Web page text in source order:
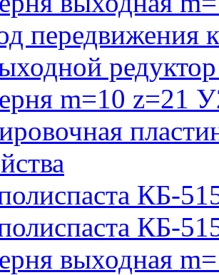
передвижения
m=10 z=21
КБ-
КБ-
выходная